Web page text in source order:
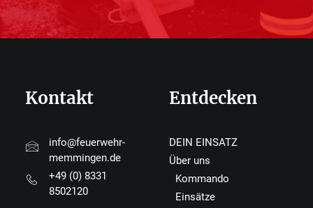
Kontakt
info@feuerwehr-
memmingen.de
+49 (0) 8331
8502120
Entdecken
DEIN EINSATZ
Über uns
Kommando
Einsätze